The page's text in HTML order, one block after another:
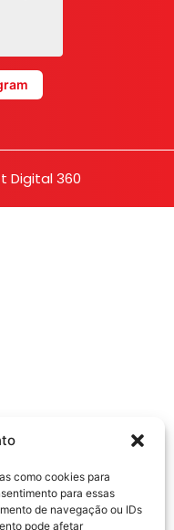
como cookies para
para essas
de navegação ou IDs
pode afetar
Digital 360